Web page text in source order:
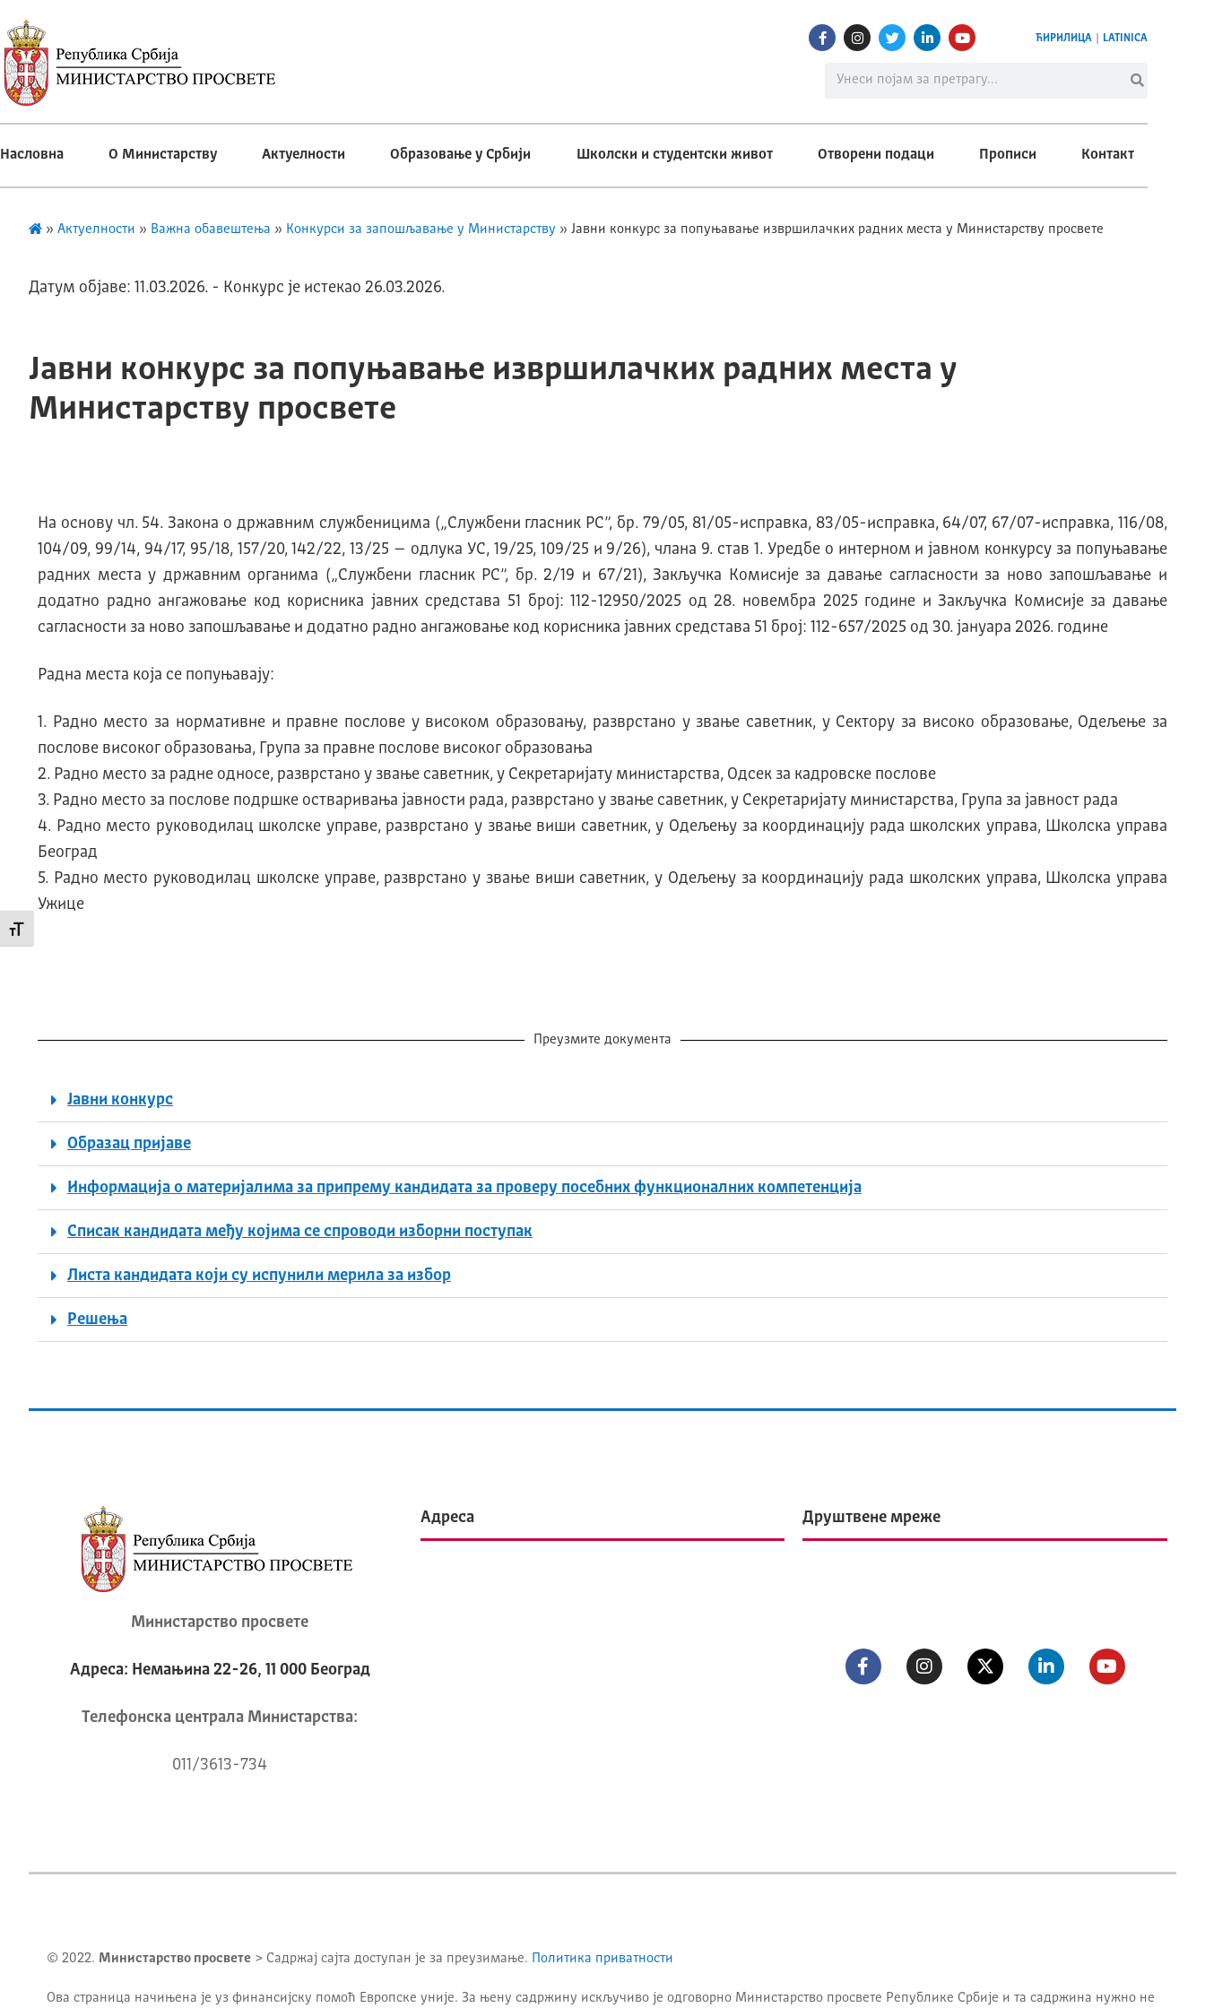
Промени величину слова
ЋИРИЛИЦА LATINICA
Насловна О Министарству Актуелности Образовање у Србији Школски и студентски живот Отворени подаци Прописи Контакт
» Актуелности » Важна обавештења » Конкурси за запошљавање у Министарству » Јавни конкурс за попуњавање извршилачких радних места у Министарству просвете
Датум објаве: 11.03.2026. - Конкурс је истекао 26.03.2026.
Јавни конкурс за попуњавање извршилачких радних места у
Министарству просвете
На основу чл. 54. Закона о државним службеницима („Службени гласник РС”, бр. 79/05, 81/05-исправка, 83/05-исправка, 64/07, 67/07-исправка, 116/08,
104/09, 99/14, 94/17, 95/18, 157/20, 142/22, 13/25 – одлука УС, 19/25, 109/25 и 9/26), члана 9. став 1. Уредбе о интерном и јавном конкурсу за попуњавање
радних места у државним органима („Службени гласник РС”, бр. 2/19 и 67/21), Закључка Комисије за давање сагласности за ново запошљавање и
додатно радно ангажовање код корисника јавних средстава 51 број: 112-12950/2025 од 28. новембра 2025 године и Закључка Комисије за давање
сагласности за ново запошљавање и додатно радно ангажовање код корисника јавних средстава 51 број: 112-657/2025 од 30. јануара 2026. године
Радна места која се попуњавају:
1. Радно место за нормативне и правне послове у високом образовању, разврстано у звање саветник, у Сектору за високо образовање, Одељење за
послове високог образовања, Група за правне послове високог образовања
2. Радно место за радне односе, разврстано у звање саветник, у Секретаријату министарства, Одсек за кадровске послове
3. Радно место за послове подршке остваривања јавности рада, разврстано у звање саветник, у Секретаријату министарства, Група за јавност рада
4. Радно место руководилац школске управе, разврстано у звање виши саветник, у Одељењу за координацију рада школских управа, Школска управа
Београд
5. Радно место руководилац школске управе, разврстано у звање виши саветник, у Одељењу за координацију рада школских управа, Школска управа
Ужице
Преузмите документа
Јавни конкурс
Образац пријаве
Информација о материјалима за припрему кандидата за проверу посебних функционалних компетенција
Списак кандидата међу којима се спроводи изборни поступак
Листа кандидата који су испунили мерила за избор
Решења
Министарство просвете
Адреса: Немањина 22-26, 11 000 Београд
Телeфонска централа Mинистарства:
011/3613-734
Адреса Друштвене мреже
© 2022. Министарство просвете > Садржај сајта доступан је за преузимање. Политика приватности
Ова страница начињена је уз финансијску помоћ Европске уније. За њену садржину искључиво је одговорно Министарство просвете Републике Србије и та садржина нужно не